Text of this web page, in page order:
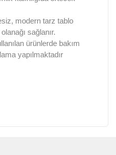
modern tarz tablo
sağlanır.
ürünlerde bakım
yapılmaktadır